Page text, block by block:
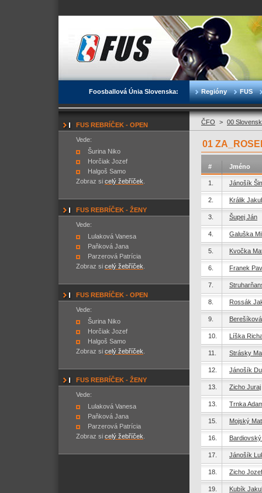
Foosballová Únia Slovenska: Regióny FUS
FUS REBRÍČEK - OPEN
Vede:
Šurina Niko
Horčiak Jozef
Halgoš Samo
Zobraz si celý žebříček
FUS REBRÍČEK - ŽENY
Vede:
Lulaková Vanesa
Paňková Jana
Parzerová Patrícia
Zobraz si celý žebříček
FUS REBRÍČEK - OPEN
Vede:
Šurina Niko
Horčiak Jozef
Halgoš Samo
Zobraz si celý žebříček
FUS REBRÍČEK - ŽENY
Vede:
Lulaková Vanesa
Paňková Jana
Parzerová Patrícia
Zobraz si celý žebříček
ČFO > 00
01
# Jméno
1. Jánošík
2. Králik
3. Šupej Ján
4. Galuška
5. Kvočka
6. Franek
7.
8. Rossák
9.
10. Líška
11. Strásky
12. Jánošík
13. Zicho Juraj
13. Trnka
15. Mojský
16.
17. Jánošík
18. Zicho Jozef
19. Kubík